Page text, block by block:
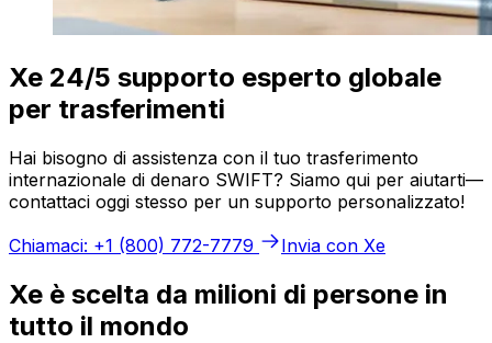
Xe 24/5 supporto esperto globale
per trasferimenti
Hai bisogno di assistenza con il tuo trasferimento
internazionale di denaro SWIFT? Siamo qui per aiutarti—
contattaci oggi stesso per un supporto personalizzato!
Chiamaci: +1 (800) 772-7779
Invia con Xe
Xe è scelta da milioni di persone in
tutto il mondo